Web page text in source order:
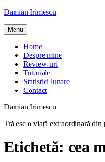
Skip
content
Damian Irimescu
Menu
Home
Despre mine
Review-uri
Tutoriale
Statistici lunare
Contact
Damian Irimescu
Trăiesc o viață extraordinară
Etichetă: cea